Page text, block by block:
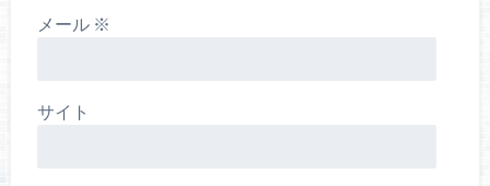
メール ※
サイト